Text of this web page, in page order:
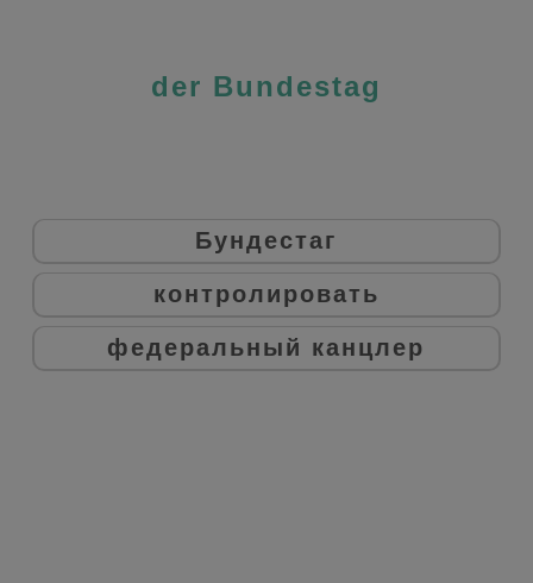
der Bundestag
Бундестаг
контролировать
федеральный канцлер